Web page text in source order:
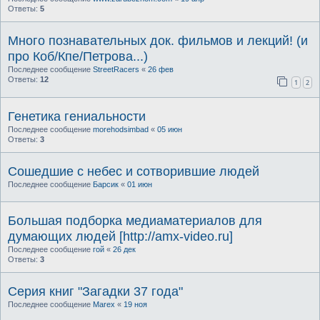
Ответы: 5
Много познавательных док. фильмов и лекций! (и
про Коб/Кпе/Петрова...)
Последнее сообщение StreetRacers « 26 фев
Ответы: 12 1 2
Генетика гениальности
Последнее сообщение morehodsimbad « 05 июн
Ответы: 3
Сошедшие с небес и сотворившие людей
Последнее сообщение Барсик « 01 июн
Большая подборка медиаматериалов для
думающих людей [http://amx-video.ru]
Последнее сообщение гой « 26 дек
Ответы: 3
Серия книг "Загадки 37 года"
Последнее сообщение Marex « 19 ноя